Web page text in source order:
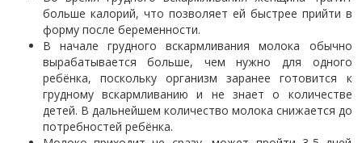
больше калорий, что позволяет ей быстрее прийти в
форму после беременности.
В начале грудного вскармливания молока обычно
вырабатывается больше, чем нужно для одного
ребёнка, поскольку организм заранее готовится к
грудному вскармливанию и не знает о количестве
детей. В дальнейшем количество молока снижается до
потребностей ребёнка.